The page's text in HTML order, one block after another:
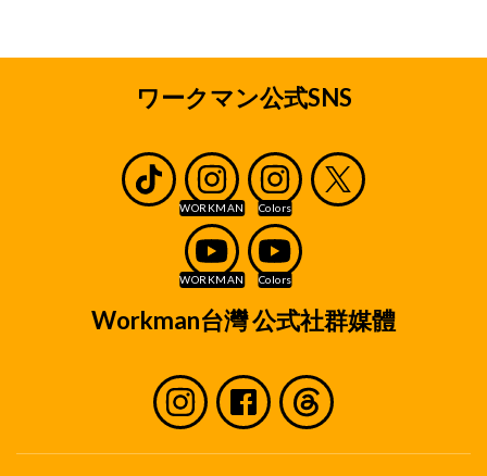
ワークマン公式SNS
Workman台灣 公式社群媒體